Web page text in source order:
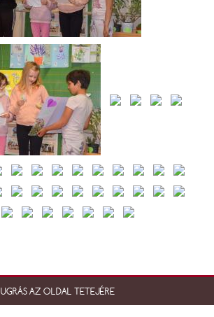
UGRÁS AZ OLDAL TETEJÉRE